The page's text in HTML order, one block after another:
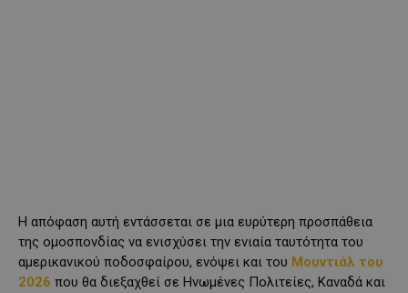
Η απόφαση αυτή εντάσσεται σε μια ευρύτερη προσπάθεια
της ομοσπονδίας να ενισχύσει την ενιαία ταυτότητα του
αμερικανικού ποδοσφαίρου, ενόψει και του Μουντιάλ του
2026 που θα διεξαχθεί σε Ηνωμένες Πολιτείες, Καναδά και